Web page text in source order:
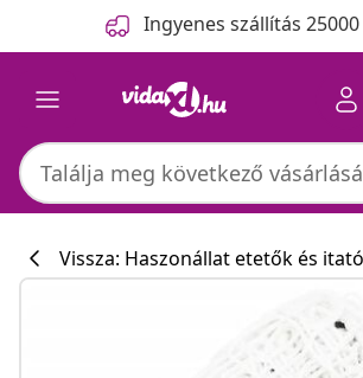
Ingyenes szállítás
Vissza: Haszonállat etetők és